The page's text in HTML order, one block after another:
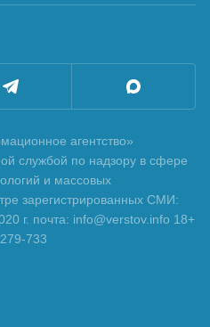
агентство»
службой по надзору в сфере
и массовых
зарегистрированных СМИ:
г. почта: info@verstov.info 18+
733